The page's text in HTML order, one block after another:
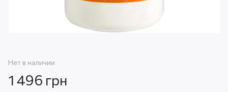
Нет в наличии
1 496 грн